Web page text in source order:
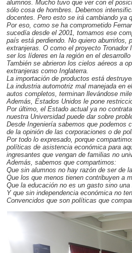
alumnos. Mucho tuvo que ver con el
sólo cosa de hombres. Debemos
docentes. Pero esto se irá cambiando ya
Por eso, como se ha comprometido
sucedía desde el 2001, tomamos ese
país está perdiendo. No quiero aburrirlos,
extranjeras. O como el proyecto
ser los líderes en la región en el desarrollo
También se abrieron los cielos aéreos a
extranjeras como Inglaterra.
La importación de productos está
La industria automotriz mal manejada en
autos completos, terminan llevándose
Además, Estados Unidos le pone
Por último, el Estado actual ya no
nuestra Universidad puede dar sobre
Desde Ingeniería sabemos que podemos
de la opinión de las corporaciones o de
Por todo lo expresado, porque
políticas de asistencia económica para
ingresantes que vengan de familias no
Además, sabemos que compartimos:
Que sin alumnos no hay razón de ser de
Que los que menos tienen contribuyen a
Que la educación no es un gasto sino una
Y que sin independencia económica no
Convencidos que son políticas que